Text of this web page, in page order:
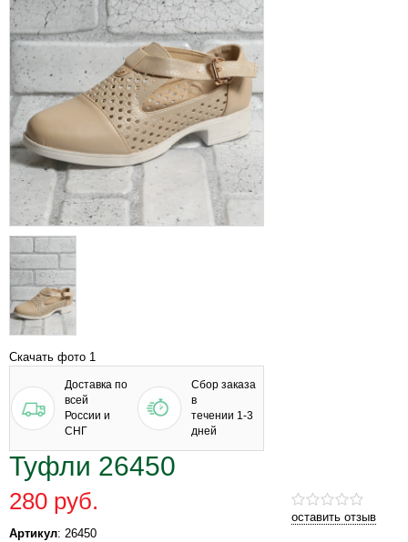
Скачать фото 1
Доставка по
всей
России и
СНГ
Сбор заказа
в
течении 1-3
дней
Туфли 26450
оставить отзыв
280 руб.
Артикул: 26450